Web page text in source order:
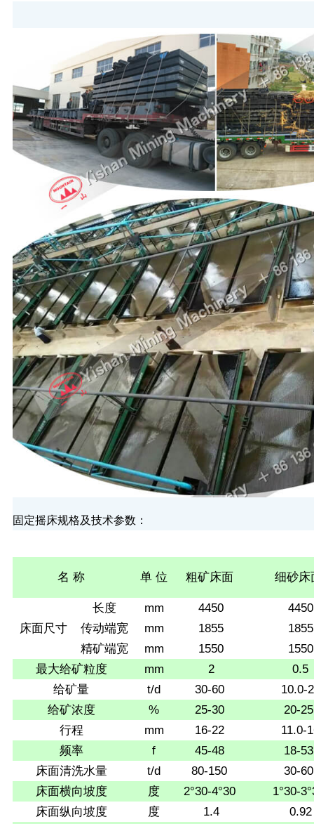
固定摇床规格及技术参数：
名 称 单 位 粗矿床面 细砂床
床面尺寸
长度 mm 4450
4450
传动端宽
mm 1855
1855
精矿端宽
mm 1550
1550
最大给矿粒度
mm 2
0.5
给矿量
t/d 30-60
10.0-
给矿浓度
% 25-30
20-25
行程
mm 16-22
11.0-
频率
f 45-48
18-53
床面清洗水量
t/d 80-150
30-60
床面横向坡度
度 2°30-4°30
1°30-
床面纵向坡度
度 1.4
0.92